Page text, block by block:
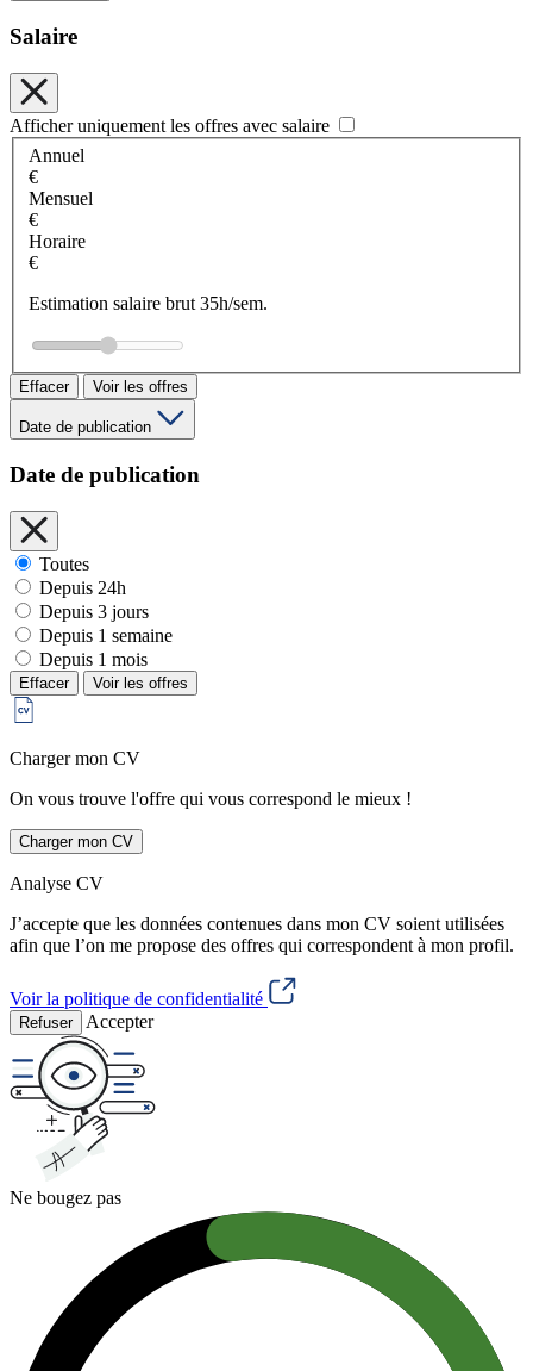
Salaire
Afficher uniquement les offres avec salaire
Annuel
€
Mensuel
€
Horaire
€
Estimation salaire brut 35h/sem.
Effacer Voir les offres
Date de publication
Date de publication
Toutes
Depuis 24h
Depuis 3 jours
Depuis 1 semaine
Depuis 1 mois
Effacer Voir les offres
Charger mon CV
On vous trouve l'offre qui vous correspond le mieux !
Charger mon CV
Analyse CV
J’accepte que les données contenues dans mon CV soient utilisées
afin que l’on me propose des offres qui correspondent à mon profil.
Voir la politique de confidentialité
Refuser Accepter
Ne bougez pas